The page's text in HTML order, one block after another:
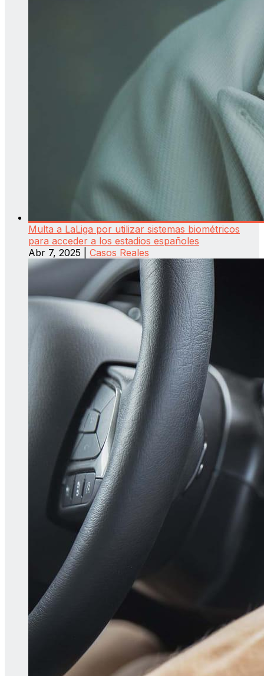
Multa a LaLiga por utilizar sistemas biométricos
para acceder a los estadios españoles
Abr 7, 2025
Casos Reales